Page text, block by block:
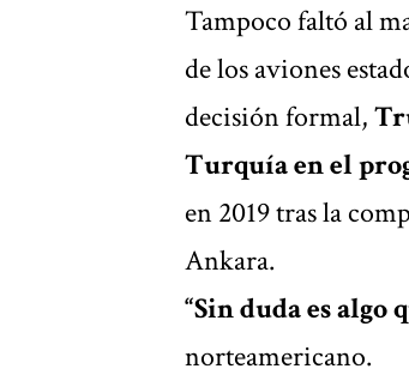
Tampoco faltó al
de los aviones
decisión formal,
Turquía en el
en 2019 tras la
Ankara.
“Sin duda es algo
norteamericano.